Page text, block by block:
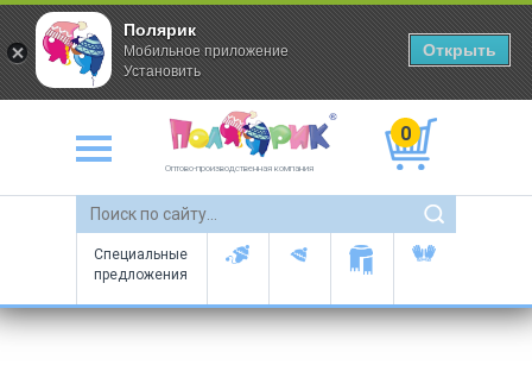
Оптово-производственная компания
0
Специальные
предложения
Полярик
Мобильное приложение
Установить
Открыть